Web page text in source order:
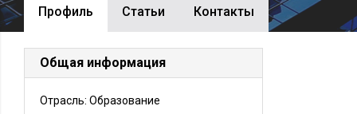
Профиль Cтатьи Контакты
Общая информация
Отрасль: Образование